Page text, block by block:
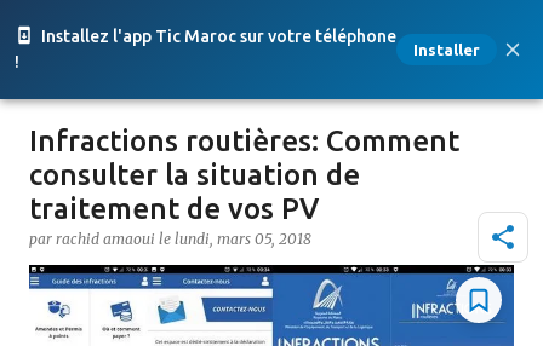
Installez l'app Tic Maroc sur votre téléphone
!
Installer
Accéder au contenu principal
Infractions routières: Comment
consulter la situation de
traitement de vos PV
par rachid amaoui le lundi, mars 05, 2018